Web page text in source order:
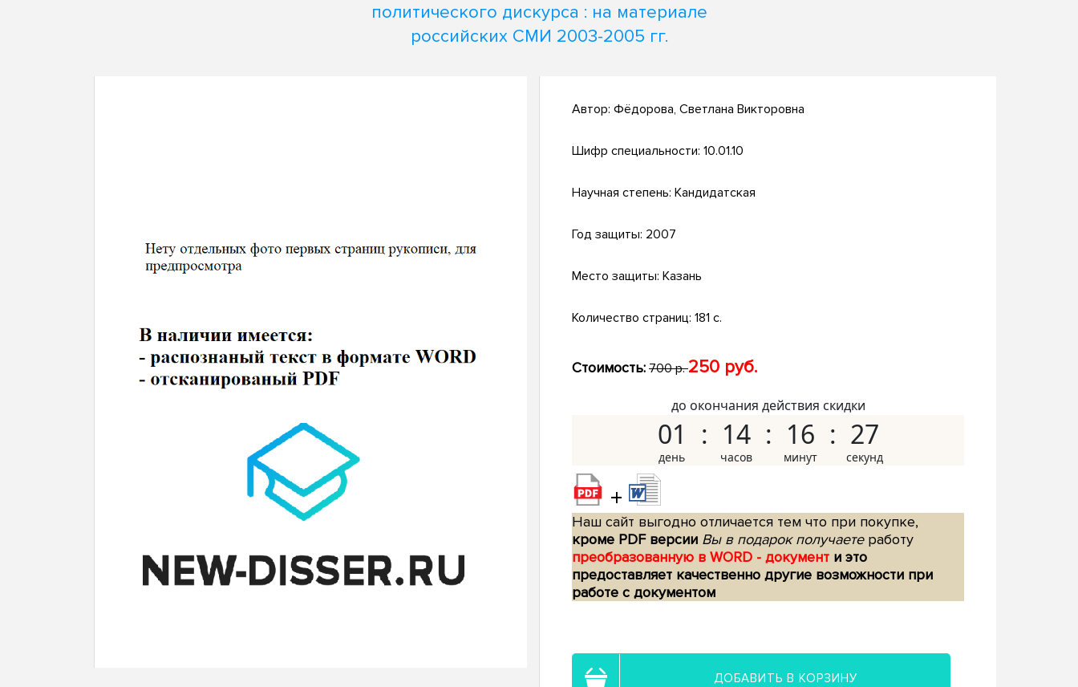
политического дискурса : на материале
российских СМИ 2003-2005 гг.
Автор: Фёдорова, Светлана Викторовна
Шифр специальности: 10.01.10
Научная степень: Кандидатская
Год защиты: 2007
Место защиты: Казань
Количество страниц: 181 с.
Стоимость: 700 р.250 руб.
до окончания действия скидки
01 14 16 26
+
Наш сайт выгодно отличается тем что при покупке,
кроме PDF версии Вы в подарок получаетеработу
преобразованную в WORD - документ и это
предоставляет качественно другие возможности при
работе с документом
ДОБАВИТЬ В КОРЗИНУ